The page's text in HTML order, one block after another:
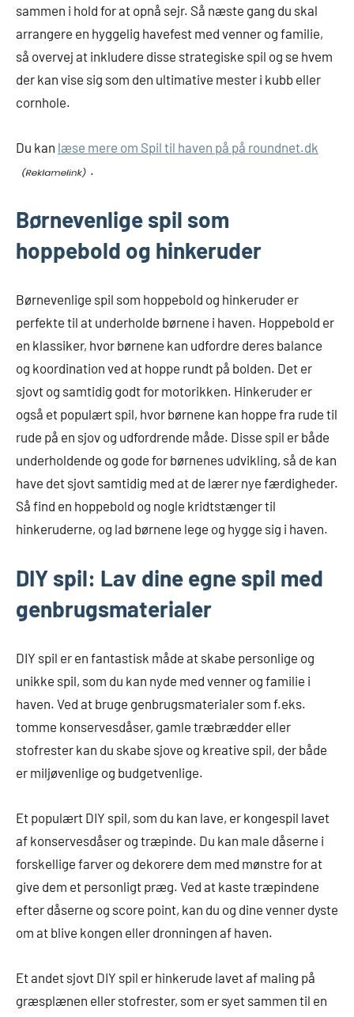
sammen i hold for at opnå sejr. Så næste gang du skal
arrangere en hyggelig havefest med venner og familie,
så overvej at inkludere disse strategiske spil og se hvem
der kan vise sig som den ultimative mester i kubb eller
cornhole.
Du kan læse mere om Spil til haven på på roundnet.dk
.
Børnevenlige spil som
hoppebold og hinkeruder
Børnevenlige spil som hoppebold og hinkeruder er
perfekte til at underholde børnene i haven. Hoppebold er
en klassiker, hvor børnene kan udfordre deres balance
og koordination ved at hoppe rundt på bolden. Det er
sjovt og samtidig godt for motorikken. Hinkeruder er
også et populært spil, hvor børnene kan hoppe fra rude til
rude på en sjov og udfordrende måde. Disse spil er både
underholdende og gode for børnenes udvikling, så de kan
have det sjovt samtidig med at de lærer nye færdigheder.
Så find en hoppebold og nogle kridtstænger til
hinkeruderne, og lad børnene lege og hygge sig i haven.
DIY spil: Lav dine egne spil med
genbrugsmaterialer
DIY spil er en fantastisk måde at skabe personlige og
unikke spil, som du kan nyde med venner og familie i
haven. Ved at bruge genbrugsmaterialer som f.eks.
tomme konservesdåser, gamle træbrædder eller
stofrester kan du skabe sjove og kreative spil, der både
er miljøvenlige og budgetvenlige.
Et populært DIY spil, som du kan lave, er kongespil lavet
af konservesdåser og træpinde. Du kan male dåserne i
forskellige farver og dekorere dem med mønstre for at
give dem et personligt præg. Ved at kaste træpindene
efter dåserne og score point, kan du og dine venner dyste
om at blive kongen eller dronningen af haven.
Et andet sjovt DIY spil er hinkerude lavet af maling på
græsplænen eller stofrester, som er syet sammen til en